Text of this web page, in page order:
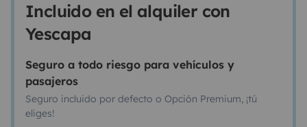
Incluido en el alquiler con
Yescapa
Seguro a todo riesgo para vehículos y
pasajeros
Seguro incluido por defecto o Opción Premium, ¡tú
eliges!